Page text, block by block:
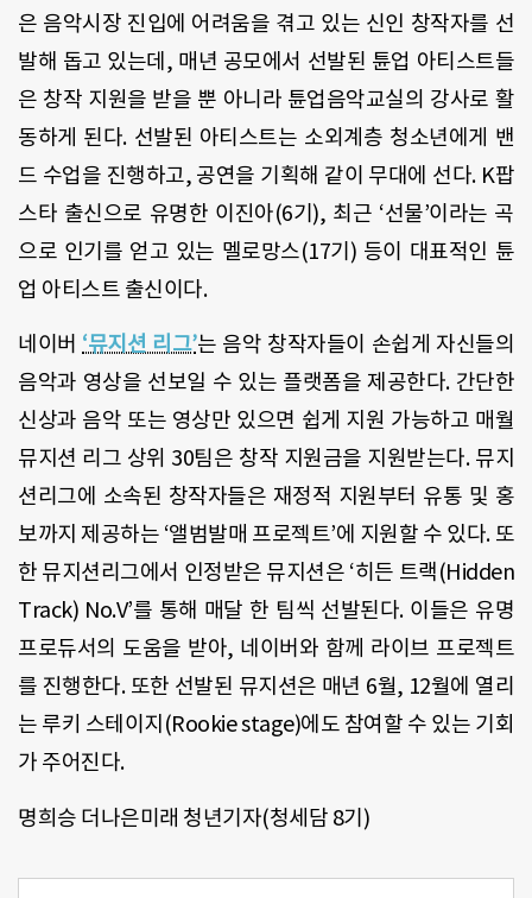
은 음악시장 진입에 어려움을 겪고 있는 신인 창작자를 선
발해 돕고 있는데, 매년 공모에서 선발된 튠업 아티스트들
은 창작 지원을 받을 뿐 아니라 튠업음악교실의 강사로 활
동하게 된다. 선발된 아티스트는 소외계층 청소년에게 밴
드 수업을 진행하고, 공연을 기획해 같이 무대에 선다. K팝
스타 출신으로 유명한 이진아(6기), 최근 ‘선물’이라는 곡
으로 인기를 얻고 있는 멜로망스(17기) 등이 대표적인 튠
업 아티스트 출신이다.
네이버 ‘뮤지션 리그’는 음악 창작자들이 손쉽게 자신들의
음악과 영상을 선보일 수 있는 플랫폼을 제공한다. 간단한
신상과 음악 또는 영상만 있으면 쉽게 지원 가능하고 매월
뮤지션 리그 상위 30팀은 창작 지원금을 지원받는다. 뮤지
션리그에 소속된 창작자들은 재정적 지원부터 유통 및 홍
보까지 제공하는 ‘앨범발매 프로젝트’에 지원할 수 있다. 또
한 뮤지션리그에서 인정받은 뮤지션은 ‘히든 트랙(Hidden
Track) No.V’를 통해 매달 한 팀씩 선발된다. 이들은 유명
프로듀서의 도움을 받아, 네이버와 함께 라이브 프로젝트
를 진행한다. 또한 선발된 뮤지션은 매년 6월, 12월에 열리
는 루키 스테이지(Rookie stage)에도 참여할 수 있는 기회
가 주어진다.
명희승 더나은미래 청년기자(청세담 8기)